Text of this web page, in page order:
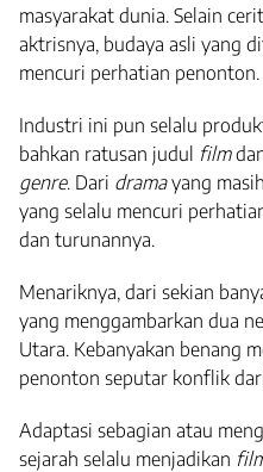
masyarakat dunia. Selain
aktrisnya, budaya asli yang
mencuri perhatian penonton.
Industri ini pun selalu
bahkan ratusan judul film
genre. Dari dramayang
yang selalu mencuri
dan turunannya.
Menariknya, dari sekian
yang menggambarkan dua
Utara. Kebanyakan benang
penonton seputar konflik
Adaptasi sebagian atau
sejarah selalu menjadikan